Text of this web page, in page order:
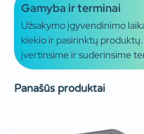
Gamyba ir terminai
Užsakymo įgyvendinimo
kiekio ir pasirinktų produktų.
įvertinsime ir suderinsime
Panašūs produktai